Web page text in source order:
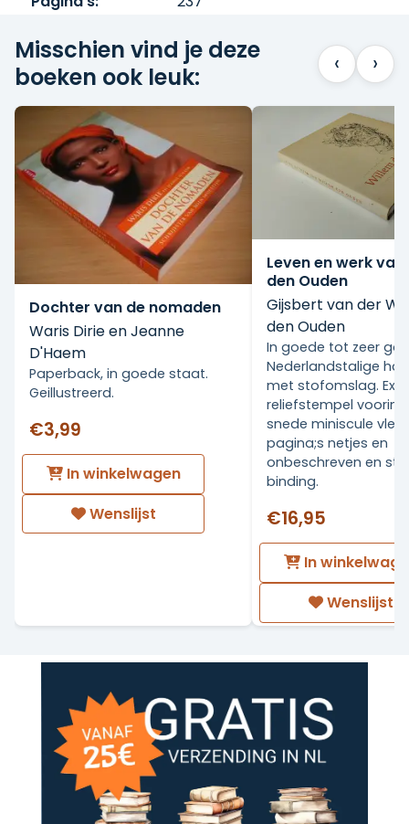
Misschien vind je deze
boeken ook leuk:
‹ ›
Dochter van de nomaden
Waris Dirie en Jeanne
D'Haem
Paperback, in goede staat.
Geillustreerd.
€3,99
In winkelwagen
Wenslijst
Leven en werk van
den Ouden
Gijsbert van der
den Ouden
In goede tot zeer
Nederlandstalige
met stofomslag. Ex
reliefstempel voorin.
snede miniscule
pagina;s netjes en
onbeschreven en
binding.
€16,95
In
Wenslijst